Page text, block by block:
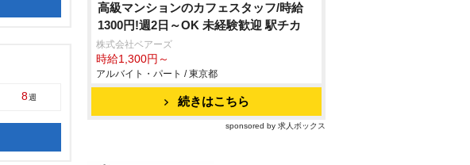
8週
高級マンションのカフェスタッフ/時給
1300円!週2日～OK 未経験歓迎 駅チカ
株式会社ベアーズ
時給1,300円～
アルバイト・パート / 東京都
続きはこちら
sponsored by 求人ボックス